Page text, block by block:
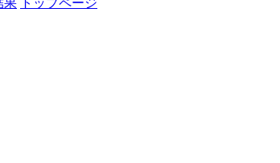
果 トップページ